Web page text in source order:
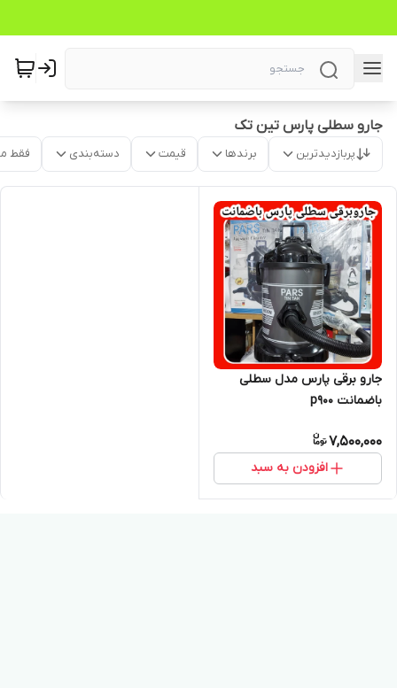
جارو سطلی پارس تین تک
پربازدیدترین برندها قیمت دسته‌بندی فقط
جارو برقی پارس مدل سطلی
باضمانت p900
7,500,000
افزودن به سبد